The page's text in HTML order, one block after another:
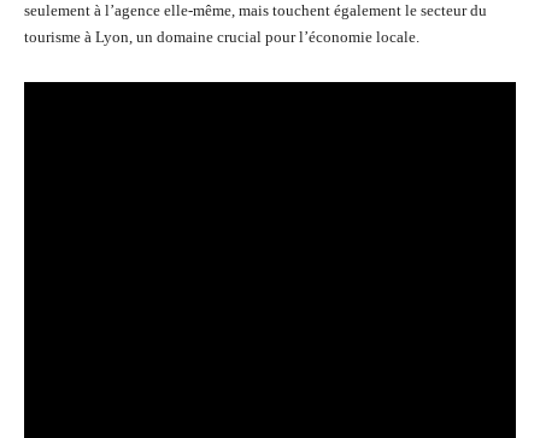
seulement à l’agence elle-même, mais touchent également le secteur du
tourisme à Lyon, un domaine crucial pour l’économie locale.